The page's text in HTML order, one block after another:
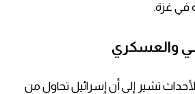
في غزة.
والعسكري
تشير إلى أن إسرائيل تحاول من